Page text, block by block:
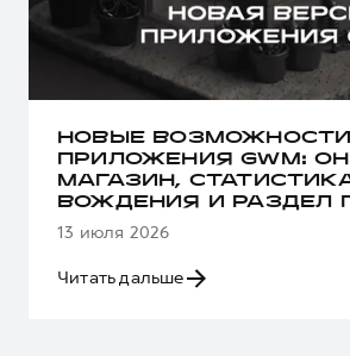
НОВЫЕ ВОЗМОЖНОСТИ
ПРИЛОЖЕНИЯ GWM:
МАГАЗИН,
ВОЖДЕНИЯ И РАЗДЕЛ
13 июля 2026
Читать дальше